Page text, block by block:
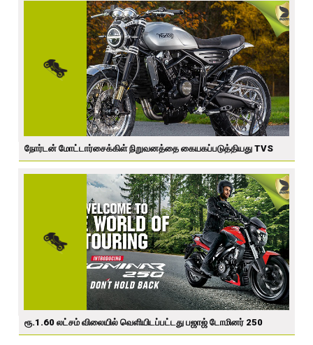
நோர்டன் மோட்டார்சைக்கிள் நிறுவனத்தை கையகப்படுத்தியது TVS
ரூ.1.60 லட்சம் விலையில் வெளியிடப்பட்டது பஜாஜ் டோமினர் 250